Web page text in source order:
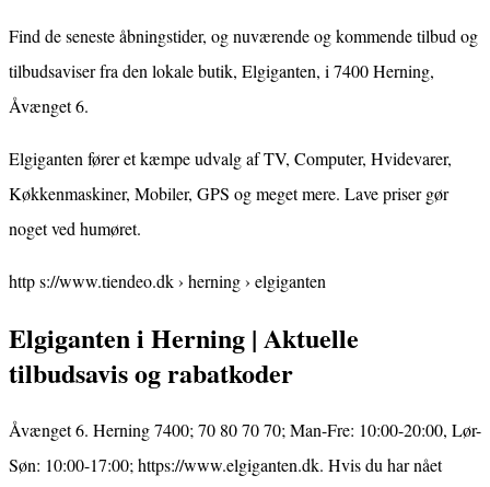
Find de seneste åbningstider, og nuværende og kommende tilbud og
tilbudsaviser fra den lokale butik, Elgiganten, i 7400 Herning,
Åvænget 6.
Elgiganten fører et kæmpe udvalg af TV, Computer, Hvidevarer,
Køkkenmaskiner, Mobiler, GPS og meget mere. Lave priser gør
noget ved humøret.
http s://www.tiendeo.dk › herning › elgiganten
Elgiganten i Herning | Aktuelle
tilbudsavis og rabatkoder
Åvænget 6. Herning 7400; 70 80 70 70; Man-Fre: 10:00-20:00, Lør-
Søn: 10:00-17:00; https://www.elgiganten.dk. Hvis du har nået